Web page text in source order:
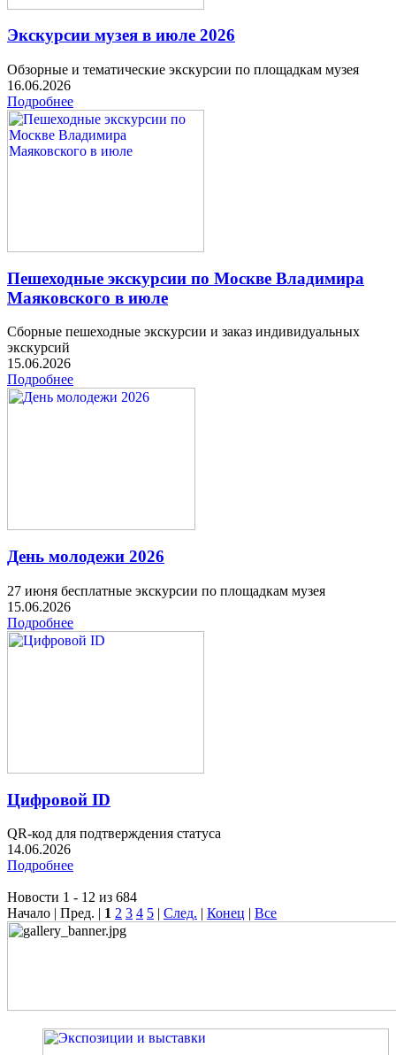
Экскурсии музея в июле 2026
Обзорные и тематические экскурсии по площадкам музея
16.06.2026
Подробнее
Пешеходные экскурсии по Москве Владимира
Маяковского в июле
Сборные пешеходные экскурсии и заказ индивидуальных
экскурсий
15.06.2026
Подробнее
День молодежи 2026
27 июня бесплатные экскурсии по площадкам музея
15.06.2026
Подробнее
Цифровой ID
QR-код для подтверждения статуса
14.06.2026
Подробнее
Новости 1 - 12 из 684
Начало | Пред. | 1 2 3 4 5 | След. | Конец | Все